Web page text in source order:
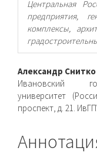
Центральная
предприятия,
комплексы,
Основное
статьи
Александр Снитко
Ивановский
университет
проспект, д. 21.